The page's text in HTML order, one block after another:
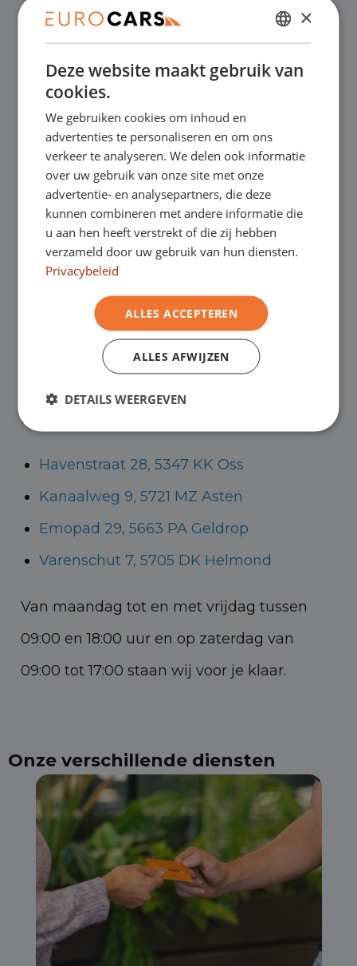
Financial lease – Soepele acceptatie
Gratis thuisbezorgd bij online aankoop
Onze showrooms
Je bent van harte welkom in een van onze
showrooms om de occasions te bekijken –
kunt in Asten terecht voor onze
bedrijfswagens en in Oss, Geldrop en
bedrijfswagens.
Havenstraat 28, 5347 KK Oss
Kanaalweg 9, 5721 MZ Asten
Emopad 29, 5663 PA Geldrop
Varenschut 7, 5705 DK Helmond
Van maandag tot en met vrijdag tussen
09:00 en 18:00 uur en op zaterdag van
09:00 tot 17:00 staan wij voor je klaar.
Onze verschillende diensten
DUTCH
ENGLISH
×
Deze website maakt gebruik van
cookies.
We gebruiken cookies om inhoud en
advertenties te personaliseren en om ons
verkeer te analyseren. We delen ook informatie
over uw gebruik van onze site met onze
advertentie- en analysepartners, die deze
kunnen combineren met andere informatie die
u aan hen heeft verstrekt of die zij hebben
verzameld door uw gebruik van hun diensten.
Privacybeleid
ALLES ACCEPTEREN
ALLES AFWIJZEN
DETAILS WEERGEVEN